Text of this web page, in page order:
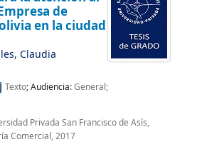
de
en la ciudad
Claudia
Texto; Audiencia:General;
Privada San Francisco de Asís,
Comercial, 2017